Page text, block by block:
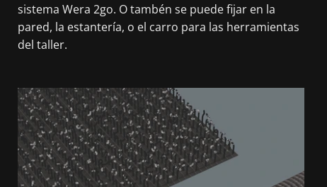
sistema Wera 2go. O tambén se puede fijar en la
pared, la estantería, o el carro para las herramientas
del taller.